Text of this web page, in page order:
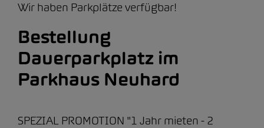
Wir haben Parkplätze verfügbar!
Bestellung
Dauerparkplatz im
Parkhaus Neuhard
SPEZIAL PROMOTION "1 Jahr mieten - 2